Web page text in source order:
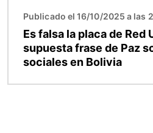
Publicado el 16/10/2025 a las
Es falsa la placa de Red
supuesta frase de Paz
sociales en Bolivia